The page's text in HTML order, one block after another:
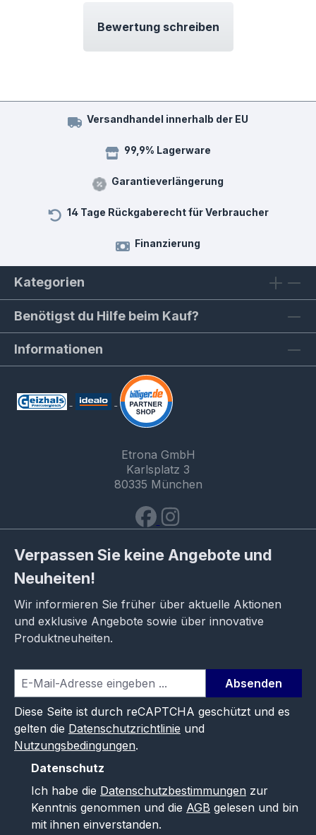
Bewertung schreiben
Versandhandel innerhalb der EU
99,9% Lagerware
Garantieverlängerung
14 Tage Rückgaberecht für Verbraucher
Finanzierung
Kategorien
Benötigst du Hilfe beim Kauf?
Informationen
Etrona GmbH
Karlsplatz 3
80335 München
Verpassen Sie keine Angebote und
Neuheiten!
Wir informieren Sie früher über aktuelle Aktionen
und exklusive Angebote sowie über innovative
Produktneuheiten.
Absenden
Diese Seite ist durch reCAPTCHA geschützt und es
gelten die Datenschutzrichtlinie und
Nutzungsbedingungen.
Datenschutz
Ich habe die Datenschutzbestimmungen zur
Kenntnis genommen und die AGB gelesen und bin
mit ihnen einverstanden.